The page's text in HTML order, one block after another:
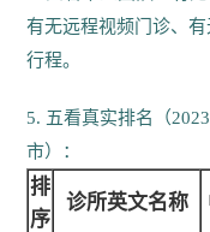
有无远程视频门诊、
行程。
5. 五看真实排名（
市）：
排
序
诊所英文名称